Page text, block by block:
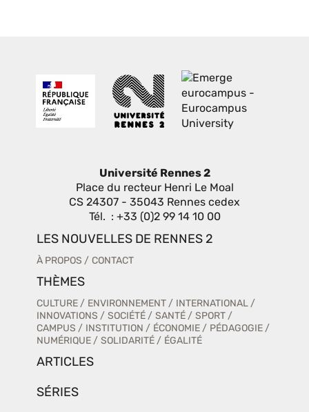
Université Rennes 2
Place du recteur Henri Le Moal
CS 24307 - 35043 Rennes cedex
Tél. : +33 (0)2 99 14 10 00
LES NOUVELLES DE RENNES 2
À PROPOS CONTACT
THÈMES
CULTURE ENVIRONNEMENT
INTERNATIONAL
INNOVATIONS
SOCIÉTÉ SANTÉ
SPORT
CAMPUS
INSTITUTION ÉCONOMIE
PÉDAGOGIE
NUMÉRIQUE
SOLIDARITÉ ÉGALITÉ
ARTICLES
SÉRIES